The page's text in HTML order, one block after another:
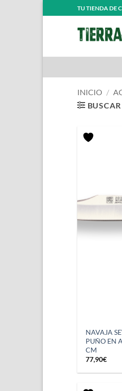
al
TU TIENDA DE
INICIO /
NAVAJA
PUÑO EN
CM
77,90€